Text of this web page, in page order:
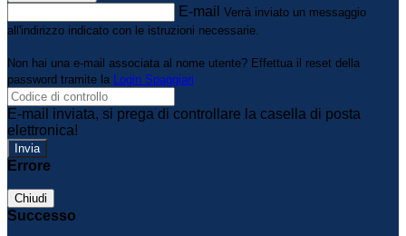
E-mail Verrà inviato un messaggio
all'indirizzo indicato con le istruzioni necessarie.
Non hai una e-mail associata al nome utente? Effettua il reset della
password tramite la Login Spaggiari
E-mail inviata, si prega di controllare la casella di posta
elettronica!
Errore
Chiudi
Successo